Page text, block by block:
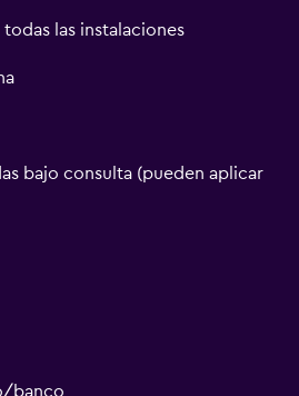
las instalaciones
bajo consulta (pueden aplicar
banco